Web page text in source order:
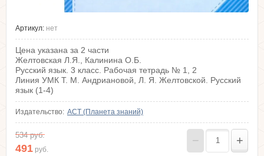
Артикул: нет
Цена указана за 2 части
Желтовская Л.Я., Калинина О.Б.
Русский язык. 3 класс. Рабочая тетрадь № 1, 2
Линия УМК Т. М. Андриановой, Л. Я. Желтовской. Русский
язык (1-4)
Издательство: АСТ (Планета знаний)
534руб.
491 руб.
− +